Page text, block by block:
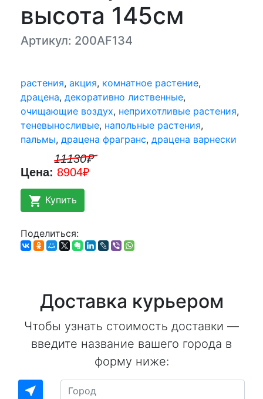
высота 145см
Артикул: 200AF134
растения, акция, комнатное растение,
драцена, декоративно лиственные,
очищающие воздух, неприхотливые растения,
теневыносливые, напольные растения,
пальмы, драцена фрагранс, драцена варнески
Цена:
11130₽
8904₽
shopping_cart Купить
Поделиться:
Доставка курьером
Чтобы узнать стоимость доставки —
введите название вашего города в
форму ниже:
near_me